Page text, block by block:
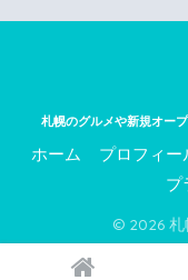
札幌のグルメや新規オー
ホーム プロフィー
プ
© 2026 札